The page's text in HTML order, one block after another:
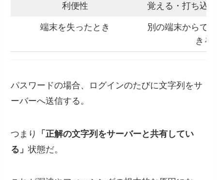
利便性 覚える・打ち込
端末を失ったとき
別の端末からで
きる
パスワードの場合、ログインのたびに文字列をサ
ーバーへ送信する。
つまり
「正解の文字列をサーバーと共有してい
る」状態だ。